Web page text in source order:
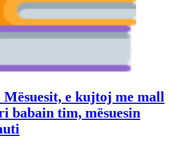
Mësuesit, e kujtoj me mall
babain tim, mësuesin